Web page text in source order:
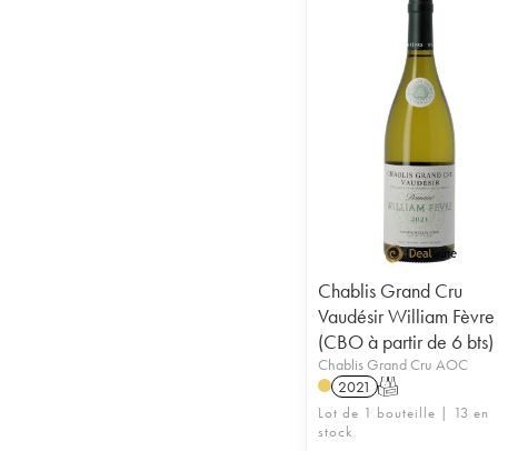
Chablis Grand Cru
Vaudésir William Fèvre
(CBO à partir de 6 bts)
Chablis Grand Cru AOC
2021 T
Lot de 1 bouteille | 13 en
stock